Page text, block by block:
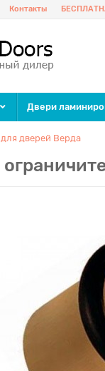
Контакты
Двери
дверей Верда